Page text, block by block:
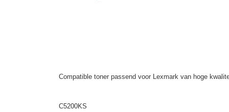
Compatible toner passend voor Lexmark van hoge
C5200KS